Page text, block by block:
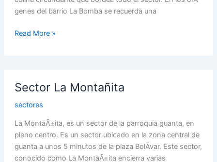
genes del barrio La Bomba se recuerda una
Read More »
Sector La Montañita
sectores
La MontaÃ±ita, es un sector de la parroquia guanta, en
pleno centro. Es un sector ubicado en la zona central de
guanta a unos 5 minutos de la plaza BolÃ­var. Este sector,
conocido como La MontaÃ±ita encierra varias
La